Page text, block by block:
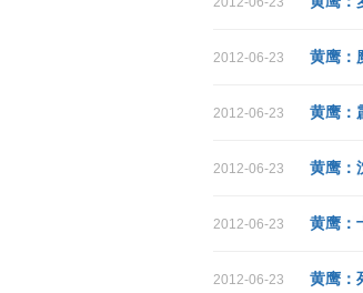
2012-06-23 黄鹰：
2012-06-23 黄鹰：
2012-06-23 黄鹰：
2012-06-23 黄鹰：
2012-06-23 黄鹰：